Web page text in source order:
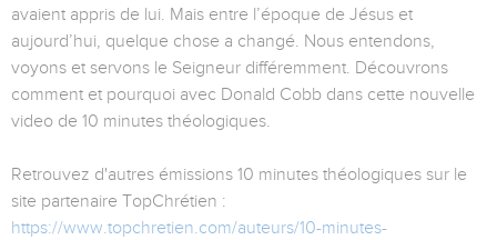
avaient appris de lui. Mais entre l’époque de Jésus et
aujourd’hui, quelque chose a changé. Nous entendons,
voyons et servons le Seigneur différemment. Découvrons
comment et pourquoi avec Donald Cobb dans cette nouvelle
video de 10 minutes théologiques.
Retrouvez d'autres émissions 10 minutes théologiques sur le
site partenaire TopChrétien :
https://www.topchretien.com/auteurs/10-minutes-